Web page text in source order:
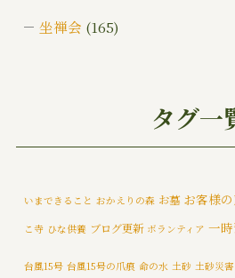
坐禅会 (165)
メディア情報
(5)
タグ一
いまできること おかえりの森 お墓 お客様
こ寺 ひな供養 ブログ更新 ボランティア 一
台風15号 台風15号の爪痕 命の水 土砂 土砂災害